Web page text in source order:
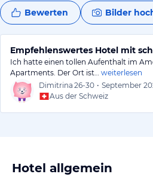
Bewerten Bilder
Empfehlenswertes Hotel mit
Ich hatte einen tollen Aufenthalt im
Apartments. Der Ort ist…
weiterlesen
Dimitrina 26-30 • September
Aus der Schweiz
Hotel allgemein